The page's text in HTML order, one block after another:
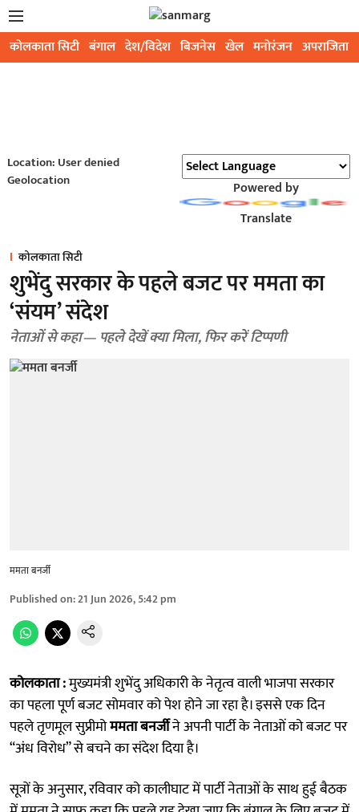
कोलकाता सिटी बंगाल देश/विदेश बिजनेस खेल मनोरंजन अपराजिता
Location: User denied
Geolocation
Powered by
Translate
कोलकाता सिटी
शुभेंदु सरकार के पहले बजट पर ममता का
‘संयम’ संदेश
नेताओं से कहा— पहले देखें क्या मिला, फिर करें टिप्पणी
ममता बनर्जी
Published on:21 Jun 2026, 5:42 pm
कोलकाता :मुख्यमंत्री शुभेंदु अधिकारी के नेतृत्व वाली भाजपा सरकार
का पहला पूर्ण बजट सोमवार को पेश होने जा रहा है। इससे एक दिन
पहले तृणमूल सुप्रीमोममता बनर्जीने अपनी पार्टी के नेताओं को बजट पर
“अंध विरोध” से बचने का संदेश दिया है।
सूत्रों के अनुसार, रविवार को कालीघाट में पार्टी नेताओं के साथ हुई बैठक